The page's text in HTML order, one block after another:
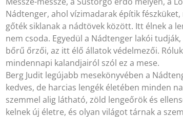
Nádtenger, ahol vízimadarak építik
gőték siklanak a nádtövek között. Itt élnek a
nem csoda. Egyedül a Nádtenger lakói
bőrű őrzői, az itt élő állatok védelmezői.
mindennapi kalandjairól szól ez a mese.
Berg Judit legújabb mesekönyvében a
kedves, de harcias lengék életében minden
szemmel alig látható, zöld lengeőrök és
kelnek új életre, és olyan világot tárnak a